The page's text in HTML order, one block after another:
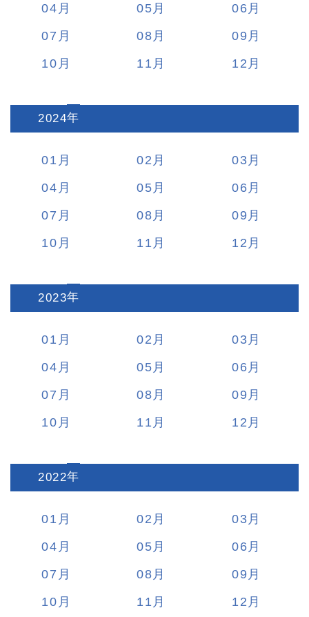
04
05
06
07
08
09
10
11 12
2024:
01 02
03
04
05
06
07
08
09
10
11 12
2023:
01 02
03
04
05
06
07
08
09
10
11 12
2022:
01 02
03
04
05
06
07
08
09
10
11 12